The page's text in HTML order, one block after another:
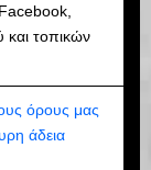
τοπικών
όρους μας
άδεια